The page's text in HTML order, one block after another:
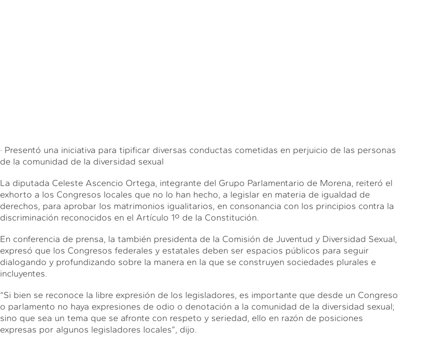
· Presentó una iniciativa para tipificar diversas conductas cometidas en perjuicio de las personas
de la comunidad de la diversidad sexual
La diputada Celeste Ascencio Ortega, integrante del Grupo Parlamentario de Morena, reiteró el
exhorto a los Congresos locales que no lo han hecho, a legislar en materia de igualdad de
derechos, para aprobar los matrimonios igualitarios, en consonancia con los principios contra la
discriminación reconocidos en el Artículo 1º de la Constitución.
En conferencia de prensa, la también presidenta de la Comisión de Juventud y Diversidad Sexual,
expresó que los Congresos federales y estatales deben ser espacios públicos para seguir
dialogando y profundizando sobre la manera en la que se construyen sociedades plurales e
incluyentes.
“Si bien se reconoce la libre expresión de los legisladores, es importante que desde un Congreso
o parlamento no haya expresiones de odio o denotación a la comunidad de la diversidad sexual;
sino que sea un tema que se afronte con respeto y seriedad, ello en razón de posiciones
expresas por algunos legisladores locales”, dijo.